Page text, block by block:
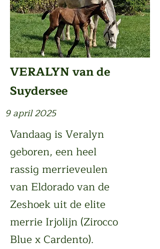
VERALYN van de
Suydersee
9 april 2025
Vandaag is Veralyn
geboren, een heel
rassig merrieveulen
van Eldorado van de
Zeshoek uit de elite
merrie Irjolijn (Zirocco
Blue x Cardento).